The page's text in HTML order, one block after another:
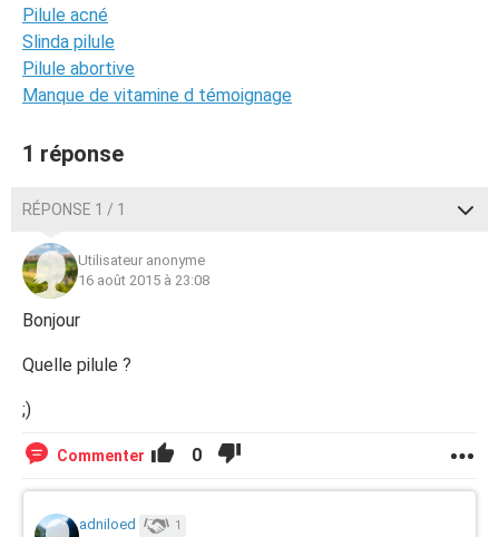
Pilule acné
Slinda pilule
Pilule abortive
Manque de vitamine d témoignage
1 réponse
RÉPONSE 1 / 1
Utilisateur anonyme
16 août 2015 à 23:08
Bonjour
Quelle pilule ?
;)
Commenter 0
adniloed 1